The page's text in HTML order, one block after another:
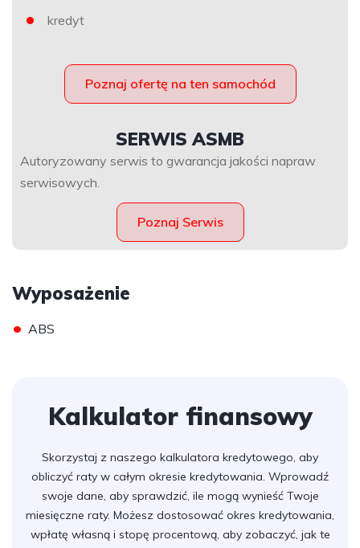
kredyt
Poznaj ofertę na ten samochód
SERWIS ASMB
Autoryzowany serwis to gwarancja jakości napraw
serwisowych.
Poznaj Serwis
Wyposażenie
• ABS
Kalkulator finansowy
Skorzystaj z naszego kalkulatora kredytowego, aby
obliczyć raty w całym okresie kredytowania. Wprowadź
swoje dane, aby sprawdzić, ile mogą wynieść Twoje
miesięczne raty. Możesz dostosować okres kredytowania,
wpłatę własną i stopę procentową, aby zobaczyć, jak te